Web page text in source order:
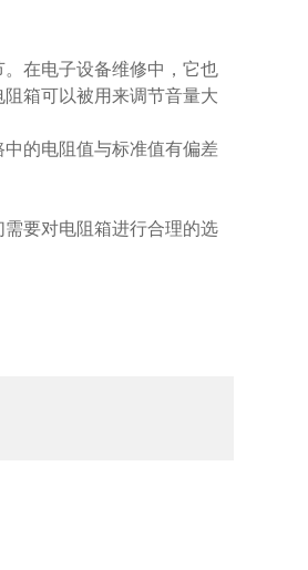
在电子设备维修中，它也
箱可以被用来调节音量大
的电阻值与标准值有偏差
要对电阻箱进行合理的选